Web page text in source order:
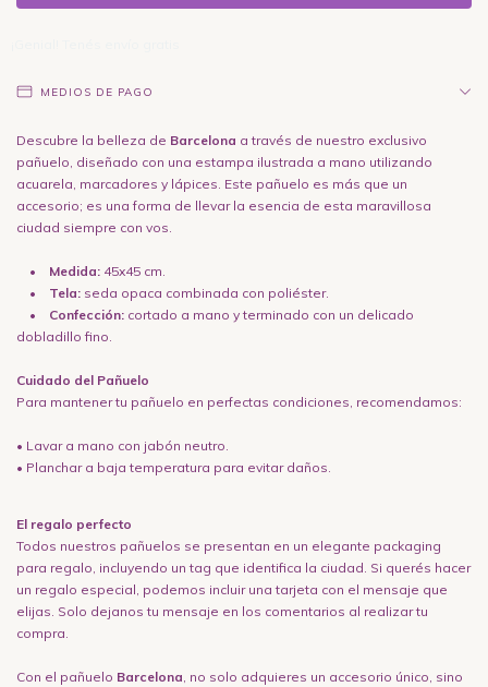
MEDIOS DE PAGO
Descubre la belleza de Barcelona a través de nuestro exclusivo
pañuelo, diseñado con una estampa ilustrada a mano utilizando
acuarela, marcadores y lápices. Este pañuelo es más que un
accesorio; es una forma de llevar la esencia de esta maravillosa
ciudad siempre con vos.
• Medida: 45x45 cm.
• Tela: seda opaca combinada con poliéster.
• Confección: cortado a mano y terminado con un delicado
dobladillo fino.
Cuidado del Pañuelo
Para mantener tu pañuelo en perfectas condiciones, recomendamos:
• Lavar a mano con jabón neutro.
• Planchar a baja temperatura para evitar daños.
El regalo perfecto
Todos nuestros pañuelos se presentan en un elegante packaging
para regalo, incluyendo un tag que identifica la ciudad. Si querés hacer
un regalo especial, podemos incluir una tarjeta con el mensaje que
elijas. Solo dejanos tu mensaje en los comentarios al realizar tu
compra.
Con el pañuelo Barcelona, no solo adquieres un accesorio único, sino